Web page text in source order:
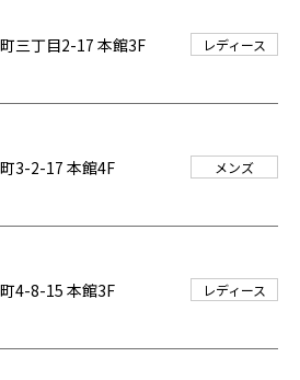
三丁目2-17 本館3F
レディース
3-2-17 本館4F
メンズ
4-8-15 本館3F
レディース